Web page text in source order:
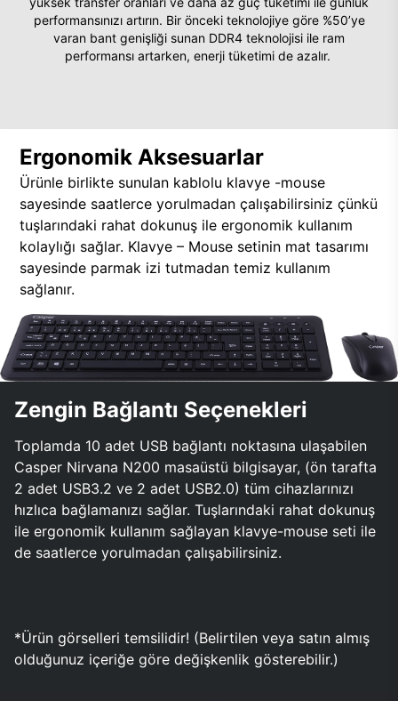
performansınızı artırın. Bir önceki teknolojiye göre %50’ye
varan bant genişliği sunan DDR4 teknolojisi ile ram
performansı artarken, enerji tüketimi de azalır.
Ergonomik Aksesuarlar
Ürünle birlikte sunulan kablolu klavye -mouse
sayesinde saatlerce yorulmadan çalışabilirsiniz çünkü
tuşlarındaki rahat dokunuş ile ergonomik kullanım
kolaylığı sağlar. Klavye – Mouse setinin mat tasarımı
sayesinde parmak izi tutmadan temiz kullanım
sağlanır.
Zengin Bağlantı Seçenekleri
Toplamda 10 adet USB bağlantı noktasına ulaşabilen
Casper Nirvana N200 masaüstü bilgisayar, (ön tarafta
2 adet USB3.2 ve 2 adet USB2.0) tüm cihazlarınızı
hızlıca bağlamanızı sağlar. Tuşlarındaki rahat dokunuş
ile ergonomik kullanım sağlayan klavye-mouse seti ile
de saatlerce yorulmadan çalışabilirsiniz.
*Ürün görselleri temsilidir! (Belirtilen veya satın almış
olduğunuz içeriğe göre değişkenlik gösterebilir.)